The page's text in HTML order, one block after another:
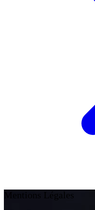
Mentions Légales